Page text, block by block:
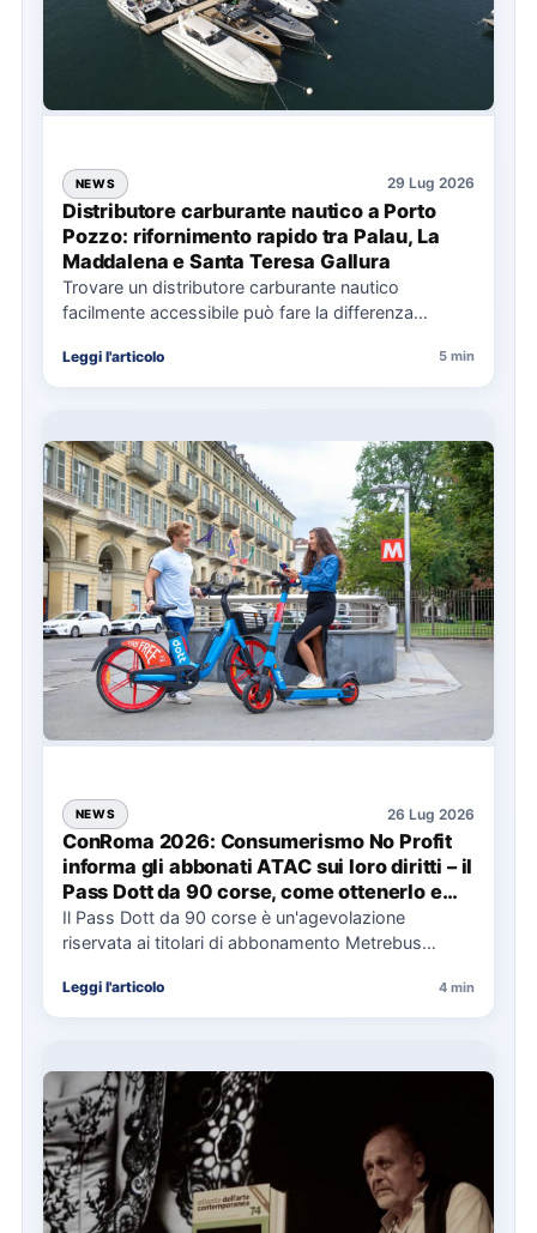
NEWS 29 Lug 2026
Distributore carburante nautico a Porto
Pozzo: rifornimento rapido tra Palau, La
Maddalena e Santa Teresa Gallura
Trovare un distributore carburante nautico
facilmente accessibile può fare la differenza
soprattutto…
Leggi l'articolo 5 min
NEWS 26 Lug 2026
ConRoma 2026: Consumerismo No Profit
informa gli abbonati ATAC sui loro diritti – il
Pass Dott da 90 corse, come ottenerlo e
cosa spetta in caso di disservizi
Il Pass Dott da 90 corse è un'agevolazione
riservata ai titolari di abbonamento Metrebus
Leggi l'articolo 4 min